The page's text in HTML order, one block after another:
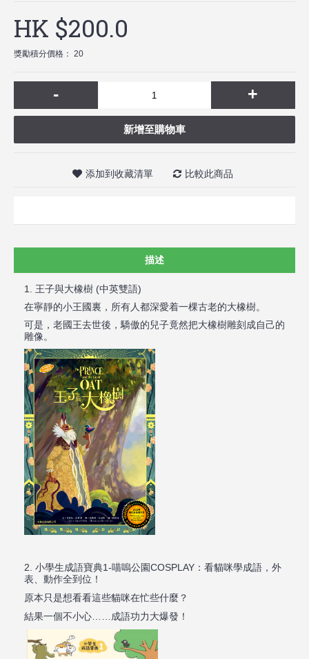
HK $200.0
獎勵積分價格： 20
- +
新增至購物車
添加到收藏清單 比較此商品
描述
1. 王子與大橡樹 (中英雙語)
在寧靜的小王國裏，所有人都深愛着一棵古老的大橡樹。
可是，老國王去世後，驕傲的兒子竟然把大橡樹雕刻成自己的
雕像。
2. 小學生成語寶典1-喵嗚公園COSPLAY ：看貓咪學成語，外
表、動作全到位！
原本只是想看看這些貓咪在忙些什麼？
結果一個不小心……成語功力大爆發！